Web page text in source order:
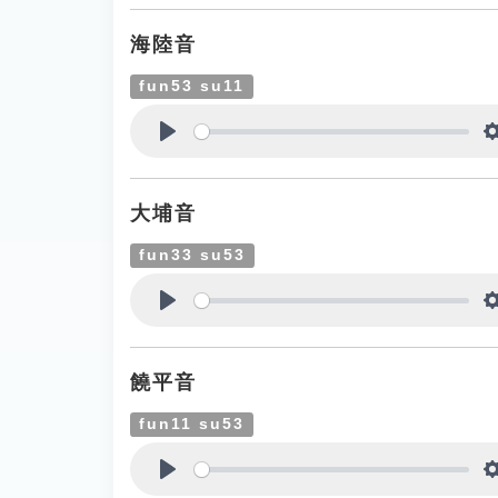
海陸音
fun53 su11
大埔音
fun33 su53
饒平音
fun11 su53